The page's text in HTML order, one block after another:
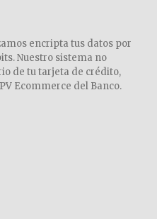
encripta tus datos por
Nuestro sistema no
de tu tarjeta de crédito,
Ecommerce del Banco.